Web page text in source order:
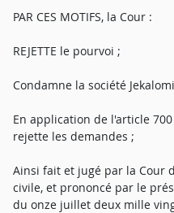
PAR CES MOTIFS, la Cour :
REJETTE le pourvoi ;
Condamne la société
En application de l'article
rejette les demandes ;
Ainsi fait et jugé par la Cour
civile, et prononcé par le
du onze juillet deux mille